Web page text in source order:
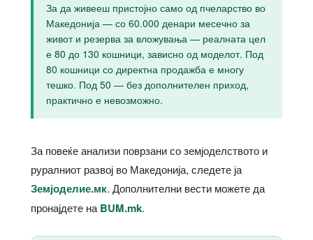
За да живееш пристојно само од пчеларство во
Македонија — со 60.000 денари месечно за
живот и резерва за вложувања — реалната цел
е 80 до 130 кошници, зависно од моделот. Под
80 кошници со директна продажба е многу
тешко. Под 50 — без дополнителен приход,
практично е невозможно.
За повеќе анализи поврзани со земјоделството и
руралниот развој во Македонија, следете ја
Земјоделие.мк. Дополнителни вести можете да
пронајдете наBUM.mk.